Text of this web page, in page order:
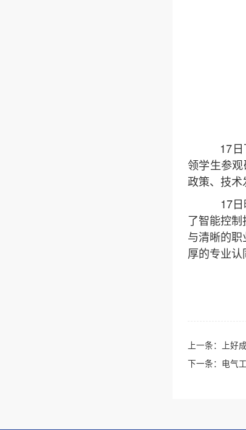
17日
领学生参
政策、技术
17
了智能控
与清晰的
厚的专业认
上一条：
上好
下一条： 电气